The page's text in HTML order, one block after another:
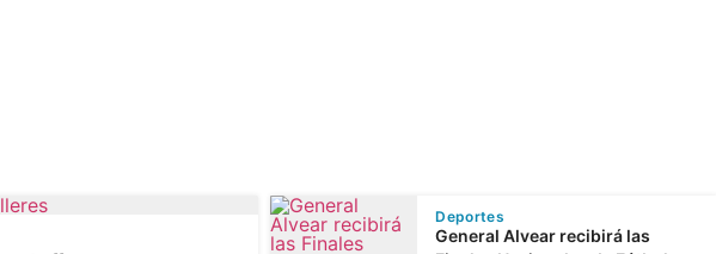
Deportes
General Alvear recibirá las